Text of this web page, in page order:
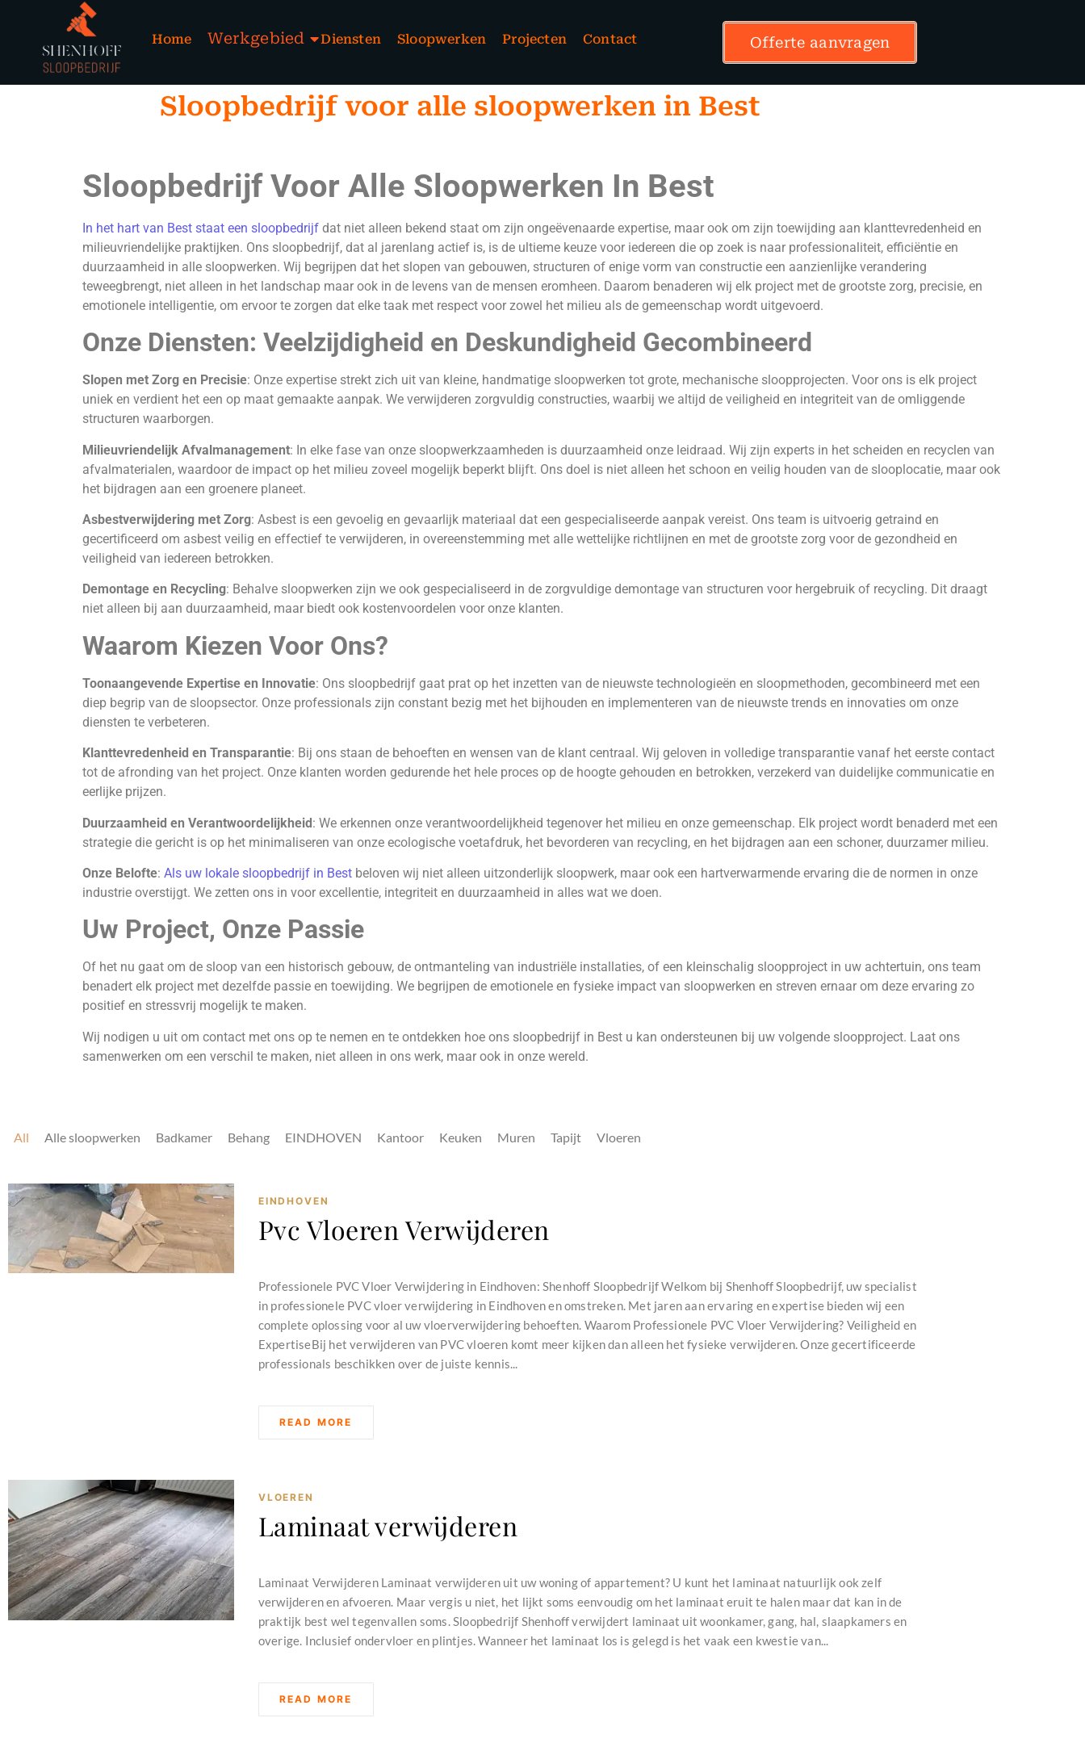
Home Werkgebied Diensten Sloopwerken Projecten Contact Offerte aanvragen
Sloopbedrijf voor alle sloopwerken in Best
Sloopbedrijf Voor Alle Sloopwerken In Best
In het hart van Best staat een sloopbedrijf dat niet alleen bekend staat om zijn ongeëvenaarde expertise, maar ook om zijn toewijding aan klanttevredenheid en
milieuvriendelijke praktijken. Ons sloopbedrijf, dat al jarenlang actief is, is de ultieme keuze voor iedereen die op zoek is naar professionaliteit, efficiëntie en
duurzaamheid in alle sloopwerken. Wij begrijpen dat het slopen van gebouwen, structuren of enige vorm van constructie een aanzienlijke verandering
teweegbrengt, niet alleen in het landschap maar ook in de levens van de mensen eromheen. Daarom benaderen wij elk project met de grootste zorg, precisie, en
emotionele intelligentie, om ervoor te zorgen dat elke taak met respect voor zowel het milieu als de gemeenschap wordt uitgevoerd.
Onze Diensten: Veelzijdigheid en Deskundigheid Gecombineerd
Slopen met Zorg en Precisie: Onze expertise strekt zich uit van kleine, handmatige sloopwerken tot grote, mechanische sloopprojecten. Voor ons is elk project
uniek en verdient het een op maat gemaakte aanpak. We verwijderen zorgvuldig constructies, waarbij we altijd de veiligheid en integriteit van de omliggende
structuren waarborgen.
Milieuvriendelijk Afvalmanagement: In elke fase van onze sloopwerkzaamheden is duurzaamheid onze leidraad. Wij zijn experts in het scheiden en recyclen van
afvalmaterialen, waardoor de impact op het milieu zoveel mogelijk beperkt blijft. Ons doel is niet alleen het schoon en veilig houden van de slooplocatie, maar ook
het bijdragen aan een groenere planeet.
Asbestverwijdering met Zorg: Asbest is een gevoelig en gevaarlijk materiaal dat een gespecialiseerde aanpak vereist. Ons team is uitvoerig getraind en
gecertificeerd om asbest veilig en effectief te verwijderen, in overeenstemming met alle wettelijke richtlijnen en met de grootste zorg voor de gezondheid en
veiligheid van iedereen betrokken.
Demontage en Recycling: Behalve sloopwerken zijn we ook gespecialiseerd in de zorgvuldige demontage van structuren voor hergebruik of recycling. Dit draagt
niet alleen bij aan duurzaamheid, maar biedt ook kostenvoordelen voor onze klanten.
Waarom Kiezen Voor Ons?
Toonaangevende Expertise en Innovatie: Ons sloopbedrijf gaat prat op het inzetten van de nieuwste technologieën en sloopmethoden, gecombineerd met een
diep begrip van de sloopsector. Onze professionals zijn constant bezig met het bijhouden en implementeren van de nieuwste trends en innovaties om onze
diensten te verbeteren.
Klanttevredenheid en Transparantie: Bij ons staan de behoeften en wensen van de klant centraal. Wij geloven in volledige transparantie vanaf het eerste contact
tot de afronding van het project. Onze klanten worden gedurende het hele proces op de hoogte gehouden en betrokken, verzekerd van duidelijke communicatie en
eerlijke prijzen.
Duurzaamheid en Verantwoordelijkheid: We erkennen onze verantwoordelijkheid tegenover het milieu en onze gemeenschap. Elk project wordt benaderd met een
strategie die gericht is op het minimaliseren van onze ecologische voetafdruk, het bevorderen van recycling, en het bijdragen aan een schoner, duurzamer milieu.
Onze Belofte: Als uw lokale sloopbedrijf in Best beloven wij niet alleen uitzonderlijk sloopwerk, maar ook een hartverwarmende ervaring die de normen in onze
industrie overstijgt. We zetten ons in voor excellentie, integriteit en duurzaamheid in alles wat we doen.
Uw Project, Onze Passie
Of het nu gaat om de sloop van een historisch gebouw, de ontmanteling van industriële installaties, of een kleinschalig sloopproject in uw achtertuin, ons team
benadert elk project met dezelfde passie en toewijding. We begrijpen de emotionele en fysieke impact van sloopwerken en streven ernaar om deze ervaring zo
positief en stressvrij mogelijk te maken.
Wij nodigen u uit om contact met ons op te nemen en te ontdekken hoe ons sloopbedrijf in Best u kan ondersteunen bij uw volgende sloopproject. Laat ons
samenwerken om een verschil te maken, niet alleen in ons werk, maar ook in onze wereld.
All Alle sloopwerken Badkamer Behang EINDHOVEN Kantoor Keuken Muren Tapijt Vloeren
EINDHOVEN
Pvc Vloeren Verwijderen
Professionele PVC Vloer Verwijdering in Eindhoven: Shenhoff Sloopbedrijf Welkom bij Shenhoff Sloopbedrijf, uw specialist
in professionele PVC vloer verwijdering in Eindhoven en omstreken. Met jaren aan ervaring en expertise bieden wij een
complete oplossing voor al uw vloerverwijdering behoeften. Waarom Professionele PVC Vloer Verwijdering? Veiligheid en
ExpertiseBij het verwijderen van PVC vloeren komt meer kijken dan alleen het fysieke verwijderen. Onze gecertificeerde
professionals beschikken over de juiste kennis...
READ MORE
VLOEREN
Laminaat verwijderen
Laminaat Verwijderen Laminaat verwijderen uit uw woning of appartement? U kunt het laminaat natuurlijk ook zelf
verwijderen en afvoeren. Maar vergis u niet, het lijkt soms eenvoudig om het laminaat eruit te halen maar dat kan in de
praktijk best wel tegenvallen soms. Sloopbedrijf Shenhoff verwijdert laminaat uit woonkamer, gang, hal, slaapkamers en
overige. Inclusief ondervloer en plintjes. Wanneer het laminaat los is gelegd is het vaak een kwestie van...
READ MORE